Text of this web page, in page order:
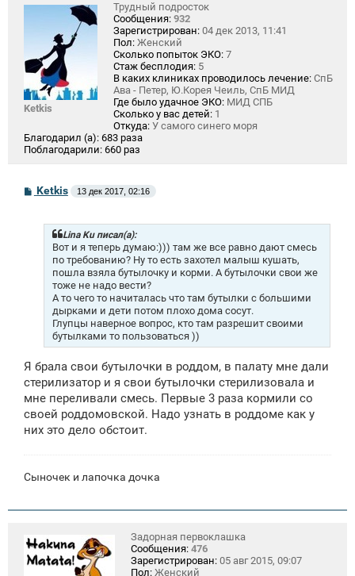
Ketkis
Трудный подросток
Сообщения: 932
Зарегистрирован: 04 дек 2013, 11:41
Пол: Женский
Сколько попыток ЭКО: 7
Стаж бесплодия: 5
В каких клиниках проводилось лечение: СпБ
Ава - Петер, Ю.Корея Чеиль, СпБ МИД
Где было удачное ЭКО: МИД СПБ
Сколько у вас детей: 1
Откуда: У самого синего моря
Благодарил (а): 683 раза
Поблагодарили: 660 раз
СKetkis 13 дек 2017, 02:16
Lina Ku писал(а):
Вот и я теперь думаю:))) там же все равно дают смесь
по требованию? Ну то есть захотел малыш кушать,
пошла взяла бутылочку и корми. А бутылочки свои же
тоже не надо вести?
А то чего то начиталась что там бутылки с большими
дырками и дети потом плохо дома сосут.
Глупцы наверное вопрос, кто там разрешит своими
бутылками то пользоваться ))
Я брала свои бутылочки в роддом, в палату мне дали
стерилизатор и я свои бутылочки стерилизовала и
мне переливали смесь. Первые 3 раза кормили со
своей роддомовской. Надо узнать в роддоме как у
них это дело обстоит.
Сыночек и лапочка дочка
Задорная первоклашка
Сообщения: 476
Зарегистрирован: 05 авг 2015, 09:07
Пол: Женский